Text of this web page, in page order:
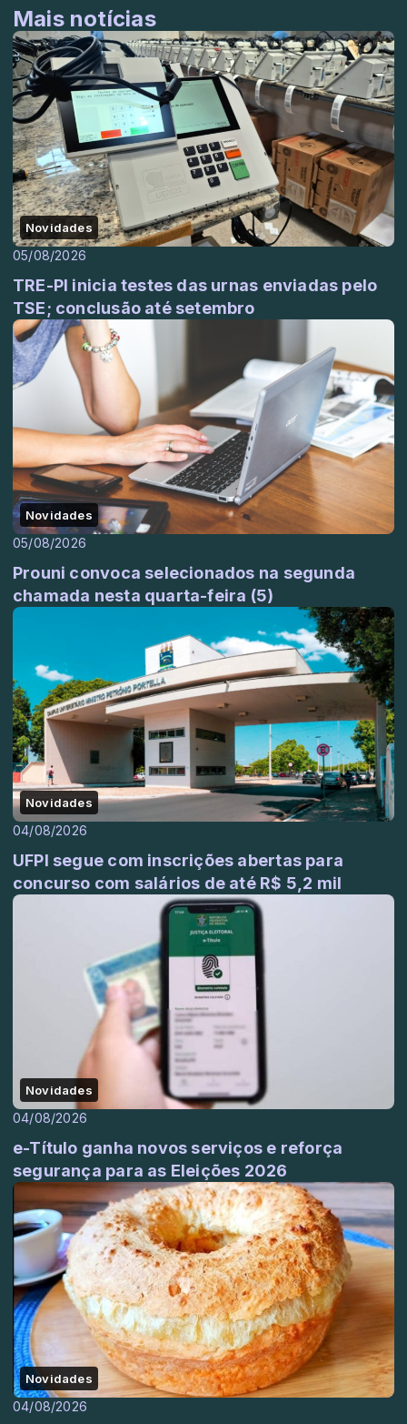
Mais notícias
Novidades
05/08/2026
TRE-PI inicia testes das urnas enviadas pelo
TSE; conclusão até setembro
Novidades
05/08/2026
Prouni convoca selecionados na segunda
chamada nesta quarta-feira (5)
Novidades
04/08/2026
UFPI segue com inscrições abertas para
concurso com salários de até R$ 5,2 mil
Novidades
04/08/2026
e-Título ganha novos serviços e reforça
segurança para as Eleições 2026
Novidades
04/08/2026